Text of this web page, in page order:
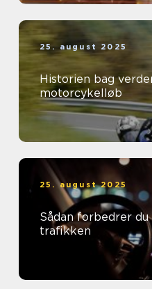
25. august 2025
Historien bag
motorcykelløb
25. august 2025
Sådan forbedrer
trafikken